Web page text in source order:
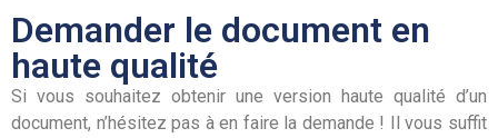
Demander le document en
haute qualité
Si vous souhaitez obtenir une version haute qualité d’un
document, n’hésitez pas à en faire la demande ! Il vous suffit